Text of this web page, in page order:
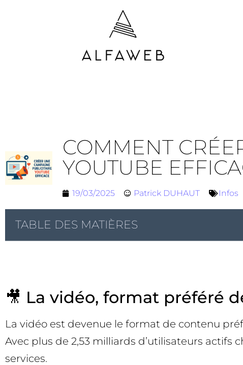
COMMENT
YOUTUBE
19/03/2025 Patrick DUHAUT Infos
TABLE DES MATIÈRES
🎥 La vidéo, format préféré
La vidéo est devenue le format de contenu
Avec plus de 2,53 milliards d’utilisateurs
services.